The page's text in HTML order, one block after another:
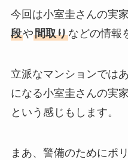
今回は小室圭さんの実
段や間取りなどの情報
立派なマンションでは
になる小室圭さんの実
という感じもします。
まあ、警備のためにポ